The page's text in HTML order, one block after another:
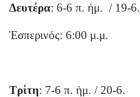
Δευτέρα: 6-6 π. ἡμ. / 19-6.
Ἑσπερινός: 6:00 μ.μ.
Τρίτη: 7-6 π. ἡμ. / 20-6.